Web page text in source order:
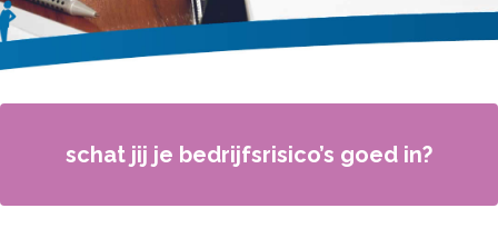
schat jij je bedrijfsrisico’s goed in?